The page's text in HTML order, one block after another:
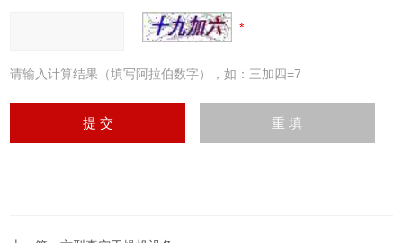
请输入计算结果（填写阿拉伯数字），如：三加四=7